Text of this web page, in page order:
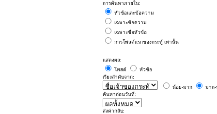
การค้นหาภายใน:
หัวข้อและข้อความ
เฉพาะข้อความ
เฉพาะชื่อหัวข้อ
การโพสต์แรกของกระทู้ เท่านั้น
แสดงผล:
โพสต์
หัวข้อ
เรียงลำดับจาก:
น้อย-มาก
มาก
ค้นหาก่อนวันที่:
ส่งค่ากลับ: